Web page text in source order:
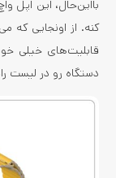
کنه. از اونجایی که
قابلیت‌های خیلی
دستگاه رو در لیست